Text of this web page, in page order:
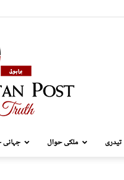
تیدری ملکی حوال جہانی